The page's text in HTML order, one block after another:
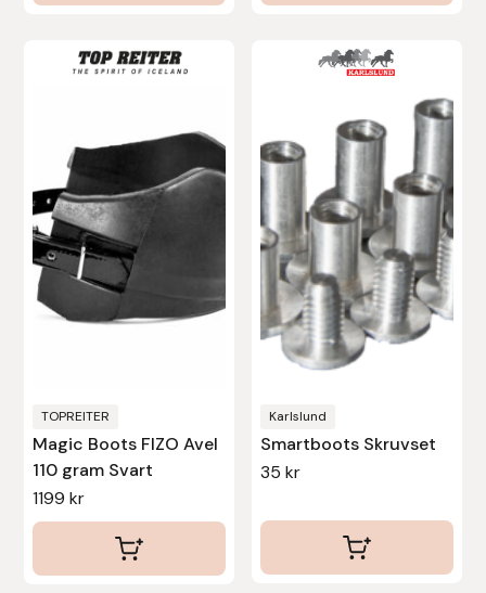
TOPREITER
Magic Boots FIZO Avel
110 gram Svart
1199kr
Karlslund
Smartboots Skruvset
35 kr
produkten
har
flera
varianter.
De
olika
alternativen
kan
väljas
produktsidan
Sivart Bokförlag
Star
Stina Helmersson Bokförlag
Suedwind
Tidningen Ridsport Island
TOPREITER